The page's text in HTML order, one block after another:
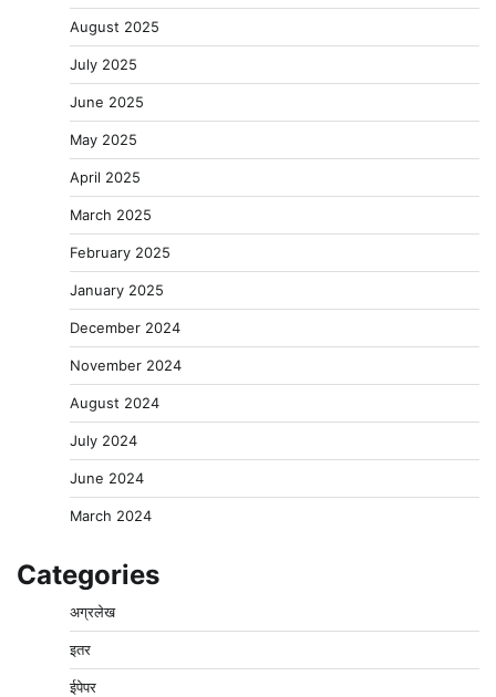
August 2025
July 2025
June 2025
May 2025
April 2025
March 2025
February 2025
January 2025
December 2024
November 2024
August 2024
July 2024
June 2024
March 2024
Categories
अग्रलेख
इतर
ईपेपर